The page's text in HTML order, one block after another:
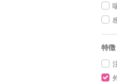
特徴